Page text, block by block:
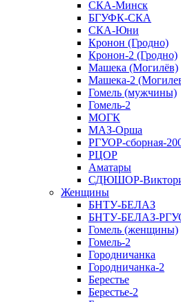
СКА-Минск
БГУФК-СКА
СКА-Юни
Кронон (Гродно)
Кронон-2 (Гродно)
Машека (Могилёв)
Машека-2
Гомель (мужчины)
Гомель-2
МОГК
МАЗ-Орша
РГУОР-сборная-
РЦОР
Аматары
СДЮШОР-
Женщины
БНТУ-БЕЛАЗ
БНТУ-БЕЛАЗ-
Гомель (женщины)
Гомель-2
Городничанка
Городничанка-2
Берестье
Берестье-2